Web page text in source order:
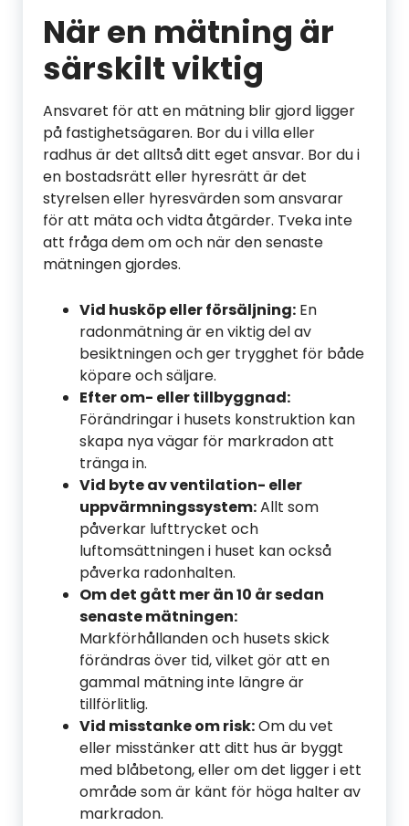
När en mätning är
särskilt viktig
Ansvaret för att en mätning blir gjord ligger
på fastighetsägaren. Bor du i villa eller
radhus är det alltså ditt eget ansvar. Bor du i
en bostadsrätt eller hyresrätt är det
styrelsen eller hyresvärden som ansvarar
för att mäta och vidta åtgärder. Tveka inte
att fråga dem om och när den senaste
mätningen gjordes.
Vid husköp eller försäljning: En
radonmätning är en viktig del av
besiktningen och ger trygghet för både
köpare och säljare.
Efter om- eller tillbyggnad:
Förändringar i husets konstruktion kan
skapa nya vägar för markradon att
tränga in.
Vid byte av ventilation- eller
uppvärmningssystem:Allt som
påverkar lufttrycket och
luftomsättningen i huset kan också
påverka radonhalten.
Om det gått mer än 10 år sedan
senaste mätningen:
Markförhållanden och husets skick
förändras över tid, vilket gör att en
gammal mätning inte längre är
tillförlitlig.
Vid misstanke om risk:Om du vet
eller misstänker att ditt hus är byggt
med blåbetong, eller om det ligger i ett
område som är känt för höga halter av
markradon.